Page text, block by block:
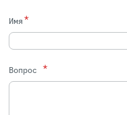
Имя*
Вопрос *